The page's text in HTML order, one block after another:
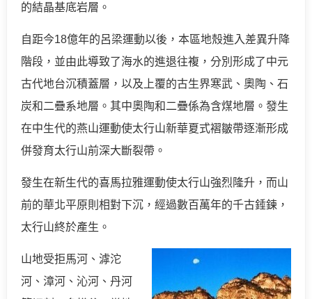
的結晶基底岩層。
自距今18億年的呂梁運動以後，本區地殼進入差異升降
階段，並由此導致了海水的進退往複，分別形成了中元
古代地台沉積蓋層，以及上覆的古生界寒武、奧陶、石
炭和二疊系地層。其中奧陶和二疊係為含煤地層。發生
在中生代的燕山運動使太行山新華夏式褶皺帶逐漸形成
併發育太行山前深大斷裂帶。
發生在新生代的喜馬拉雅運動使太行山強烈隆升，而山
前的華北平原則相對下沉，經過數百萬年的千古錘鍊，
太行山終於產生。
山地受拒馬河、滹沱
河、漳河、沁河、丹河